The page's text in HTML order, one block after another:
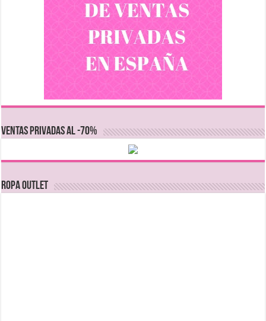
VENTAS PRIVADAS AL -70%
Ropa Outlet